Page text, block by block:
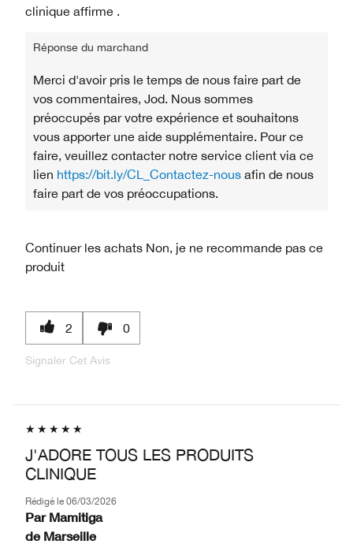
clinique affirme .
Réponse du marchand
Merci d'avoir pris le temps de nous faire part de
vos commentaires, Jod. Nous sommes
préoccupés par votre expérience et souhaitons
vous apporter une aide supplémentaire. Pour ce
faire, veuillez contacter notre service client via ce
lien https://bit.ly/CL_Contactez-nous afin de nous
faire part de vos préoccupations.
Continuer les achats Non, je ne recommande pas ce
produit
2 0
Signaler Cet Avis
J'ADORE TOUS LES PRODUITS
CLINIQUE
Rédigé le 06/03/2026
Par Mamitiga
de Marseille